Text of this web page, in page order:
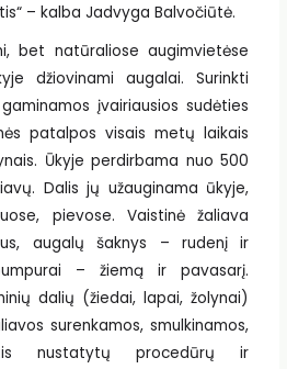
– kalba Jadvyga Balvočiūtė.
bet natūraliose augimvietėse
džiovinami augalai. Surinkti
įvairiausios sudėties
patalpos visais metų laikais
Ūkyje perdirbama nuo 500
Dalis jų užauginama ūkyje,
pievose. Vaistinė žaliava
augalų šaknys – rudenį ir
– žiemą ir pavasarį.
dalių (žiedai, lapai, žolynai)
surenkamos, smulkinamos,
nustatytų procedūrų ir